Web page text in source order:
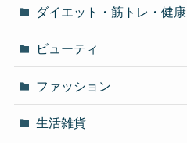
ダイエット・筋トレ・健康
ビューティ
ファッション
生活雑貨